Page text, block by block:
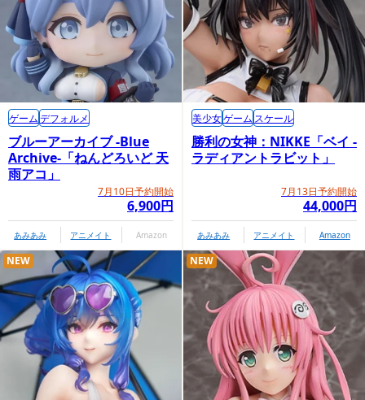
ブルーアーカイブ -Blue
Archive-「ねんどろいど 天
雨アコ」
7月10日予約開始
6,900円
ゲームデフォルメ
あみあみ アニメイト Amazon
勝利の女神：NIKKE「ベイ -
ラディアントラビット」
7月13日予約開始
44,000円
美少女ゲーム スケール
あみあみ アニメイト Amazon
NEW NEW